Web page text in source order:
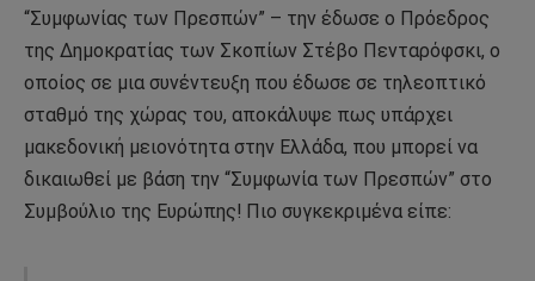
“Συμφωνίας των Πρεσπών” – την έδωσε ο Πρόεδρος
της Δημοκρατίας των Σκοπίων Στέβο Πενταρόφσκι, ο
οποίος σε μια συνέντευξη που έδωσε σε τηλεοπτικό
σταθμό της χώρας του, αποκάλυψε πως υπάρχει
μακεδονική μειονότητα στην Ελλάδα, που μπορεί να
δικαιωθεί με βάση την “Συμφωνία των Πρεσπών” στο
Συμβούλιο της Ευρώπης! Πιο συγκεκριμένα είπε: